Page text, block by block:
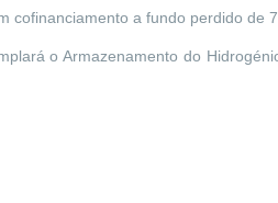
cofinanciamento a fundo perdido de 7
o Armazenamento do